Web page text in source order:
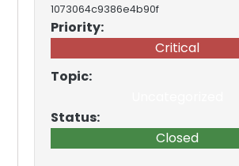
1073064c9386e4b90f
Priority:
Critical
Topic:
Status:
Closed